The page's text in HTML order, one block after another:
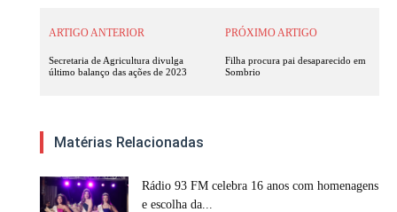
ARTIGO ANTERIOR
Secretaria de Agricultura divulga
último balanço das ações de 2023
PRÓXIMO ARTIGO
Filha procura pai desaparecido em
Sombrio
Matérias Relacionadas
Rádio 93 FM celebra 16 anos com homenagens
e escolha da...